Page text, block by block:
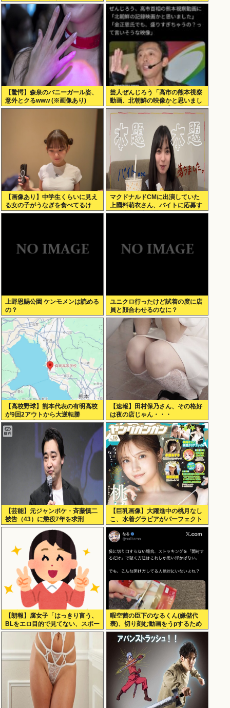
ペクトラム症」診断にショックで
泣く
外すぎるwwwよくこんなの生配信
したよなwww
【驚愕】森泉のバニーガール姿、
意外とクるwww (※画像あり)
芸人ぜんじろう「高市の熊本視察
動画、北朝鮮の映像かと思いまし
たわ！金正恩でも、盛り過ぎや
ろ！言いますよ！？」
【画像あり】中学生くらいに見え
る女の子がうなぎを食べてるけ
ど、おっぱいにしか目が行かない
マクドナルドCMに出演していた
上國料萌衣さん、バイトに応募す
るも書類選考で落ちる
上野恩賜公園 ケンモメンは読める
の？
ユニクロ行ったけど試着の度に店
員と顔合わせるのなに？
【高校野球】熊本代表の有明高校
が9回2アウトから大逆転勝
利！！！感動をありがとう
【速報】田村保乃さん、その格好
は夜の店じゃん・・・
【芸能】元ジャンポケ・斉藤慎二
被告（43）に懲役7年を求刑
【巨乳画像】大躍進中の桃月なし
こ、水着グラビアがパーフェクト
ボディすぎるwww
【朗報】腐女子「はっきり言う、
BLをエロ目的で見てない、スポー
ツ観戦と同じ感覚。男とは違
暇空茜の臣下のなるくん(嫌儲代
表)、切り刻む動画をうpするため
にストッキングを購入、ハサミを
入れて感触を楽しむ